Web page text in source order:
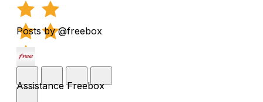
Posts by @freebox
Assistance Freebox